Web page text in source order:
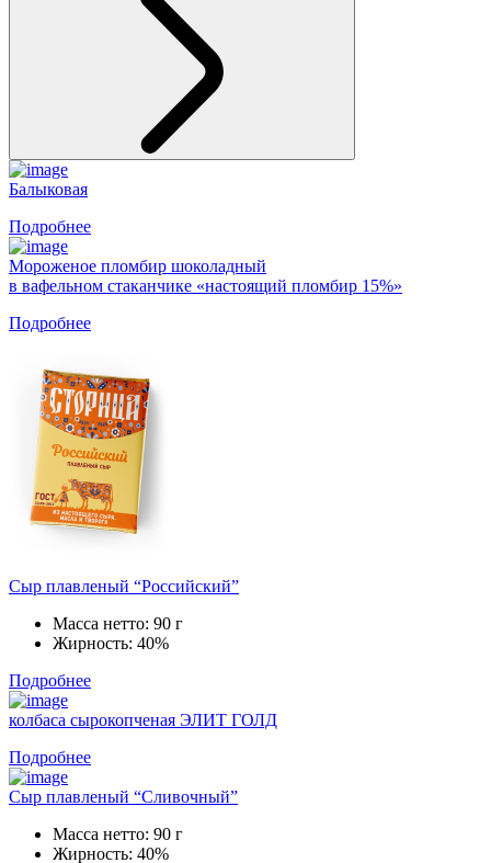
Балыковая
Подробнее
Мороженое пломбир шоколадный
в вафельном стаканчике «настоящий пломбир 15%»
Подробнее
Сыр плавленый “Российский”
Масса нетто: 90 г
Жирность: 40%
Подробнее
колбаса сырокопченая ЭЛИТ ГОЛД
Подробнее
Сыр плавленый “Сливочный”
Масса нетто: 90 г
Жирность: 40%